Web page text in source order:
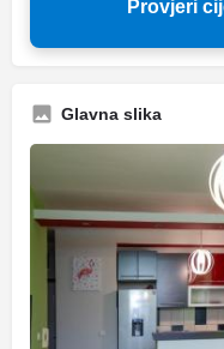
Provjeri
Glavna slika